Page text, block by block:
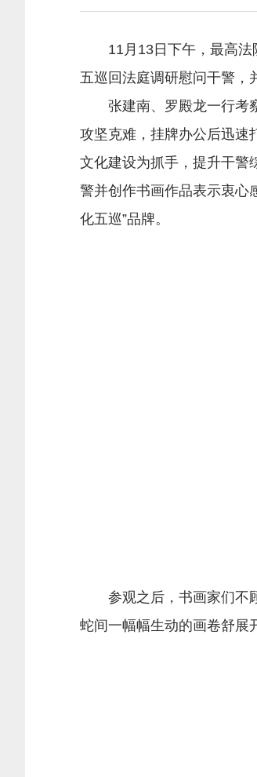
11月13日下午，最高
五巡回法庭调研慰问干警，
张建南、罗殿龙一行考察
攻坚克难，挂牌办公后迅速
文化建设为抓手，提升干警
警并创作书画作品表示衷心
化五巡”品牌。
参观之后，书画家们不顾
蛇间一幅幅生动的画卷舒展